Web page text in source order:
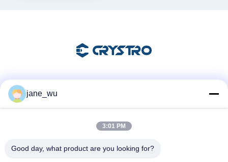
jane_wu
3:01 PM
Good day, what product are you looking for?